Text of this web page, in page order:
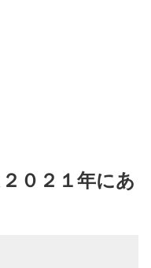
０２１年にあ